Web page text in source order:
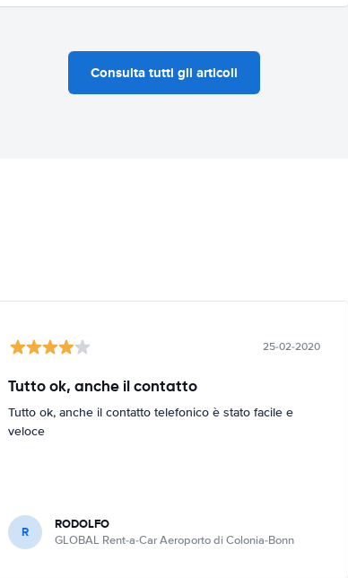
Consulta tutti gli articoli
25-02-2020
Tutto ok, anche il contatto
Tutto ok, anche il contatto telefonico è stato facile e
veloce
R RODOLFO
GLOBAL Rent-a-Car Aeroporto di Colonia-Bonn